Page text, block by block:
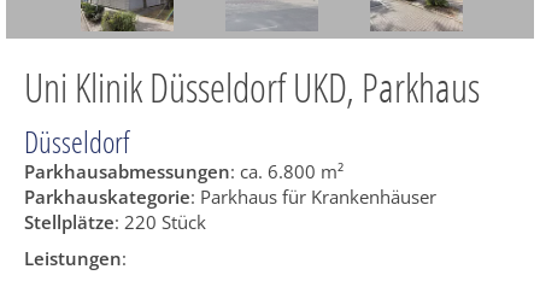
Uni Klinik Düsseldorf UKD, Parkhaus
Düsseldorf
Parkhausabmessungen: ca. 6.800 m²
Parkhauskategorie: Parkhaus für Krankenhäuser
Stellplätze: 220 Stück
Leistungen: